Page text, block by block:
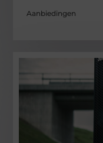
Aanbiedingen